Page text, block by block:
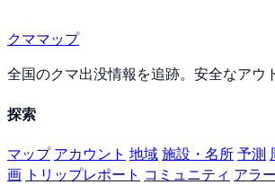
クママップ
全国のクマ出没情報を追跡。安全なアウ
探索
マップ アカウント 地域施設・名所予測
画 トリップレポート コミュニティ アラ